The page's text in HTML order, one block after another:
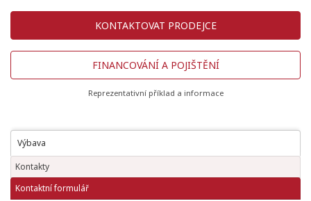
KONTAKTOVAT PRODEJCE
FINANCOVÁNÍ A POJIŠTĚNÍ
Reprezentativní příklad a informace
Výbava
Kontakty
Kontaktní formulář